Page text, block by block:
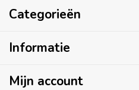
Categorieën
Informatie
Mijn account